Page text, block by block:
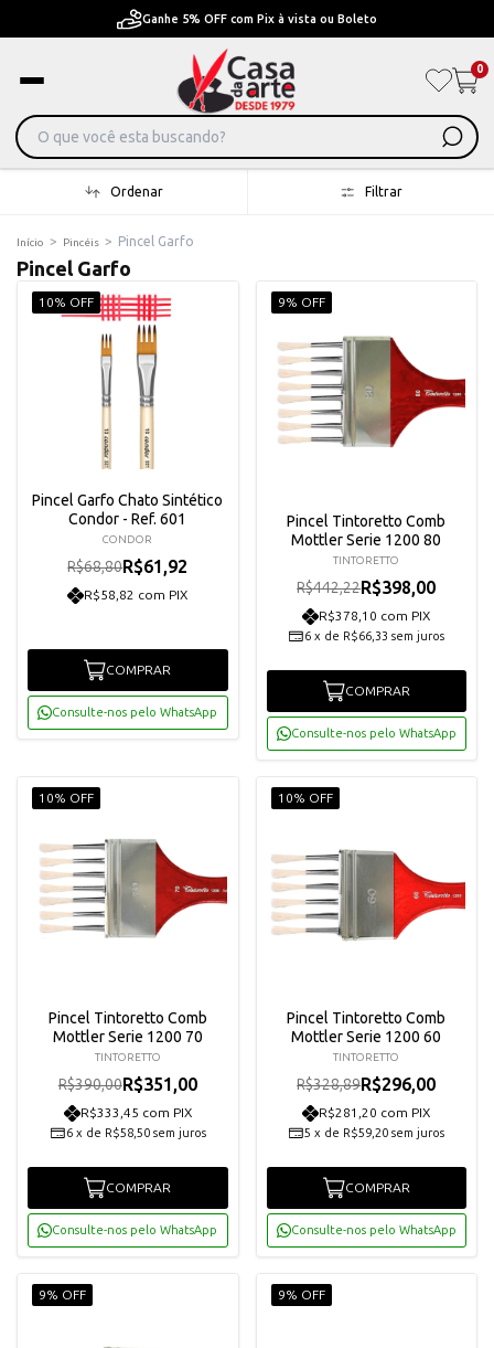
Pague em Até 6x sem juros ou ate 12x com juros
0
Ordenar Filtrar
Início > Pincéis > Pincel Garfo
Pincel Garfo
10% OFF
Pincel Garfo Chato Sintético
Condor - Ref. 601
CONDOR
R$68,80R$61,92
R$58,82 com PIX
COMPRAR
Consulte-nos pelo WhatsApp
9% OFF
Pincel Tintoretto Comb
Mottler Serie 1200 80
TINTORETTO
R$442,22R$398,00
R$378,10 com PIX
6 x de R$66,33 sem juros
COMPRAR
Consulte-nos pelo WhatsApp
10% OFF
Pincel Tintoretto Comb
Mottler Serie 1200 70
TINTORETTO
R$390,00R$351,00
R$333,45 com PIX
6 x de R$58,50 sem juros
COMPRAR
Consulte-nos pelo WhatsApp
10% OFF
Pincel Tintoretto Comb
Mottler Serie 1200 60
TINTORETTO
R$328,89R$296,00
R$281,20 com PIX
5 x de R$59,20 sem juros
COMPRAR
Consulte-nos pelo WhatsApp
9% OFF 9% OFF